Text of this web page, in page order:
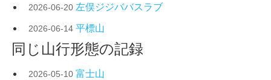
2026-06-20 左俣ジジババスラブ
2026-06-14 平標山
同じ山行形態の記録
2026-05-10 富士山